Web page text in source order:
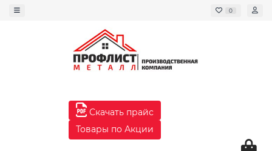
0
Скачать прайс
Товары по Акции